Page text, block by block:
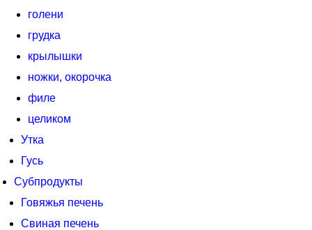
голени
грудка
крылышки
ножки, окорочка
филе
целиком
Утка
Гусь
Субпродукты
Говяжья печень
Свиная печень